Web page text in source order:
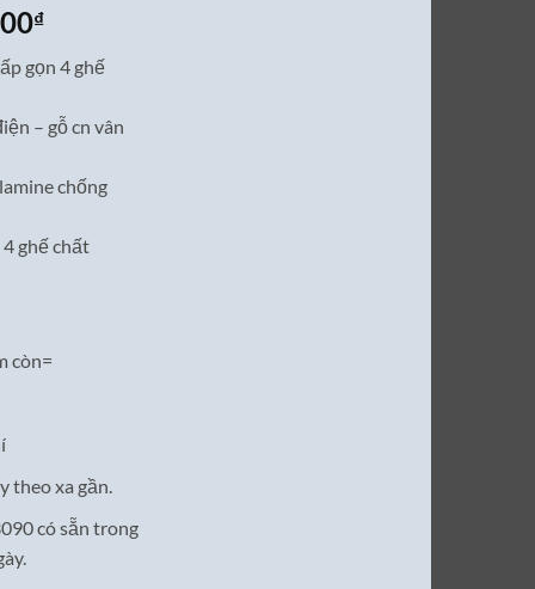
₫Giá
tại
6,500,000₫.
gọn 4 ghế
– gỗ cn vân
chống
ghế chất
còn=
theo xa gần.
có sẵn trong